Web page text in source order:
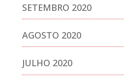
SETEMBRO 2020
AGOSTO 2020
JULHO 2020